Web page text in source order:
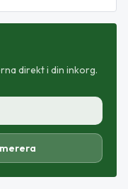
direkt i din inkorg.